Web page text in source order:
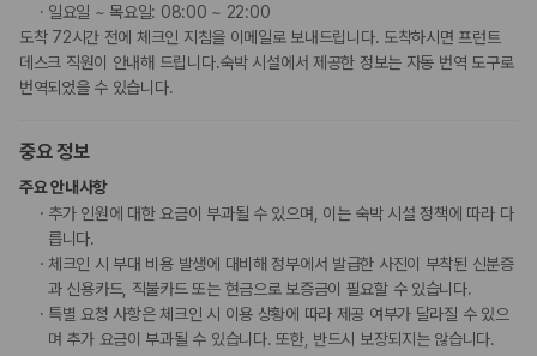
일요일 ~ 목요일: 08:00 ~ 22:00
도착 72시간 전에 체크인 지침을 이메일로 보내드립니다. 도착하시면 프런트
데스크 직원이 안내해 드립니다.숙박 시설에서 제공한 정보는 자동 번역 도구로
번역되었을 수 있습니다.
중요 정보
주요 안내사항
추가 인원에 대한 요금이 부과될 수 있으며, 이는 숙박 시설 정책에 따라 다
릅니다.
체크인 시 부대 비용 발생에 대비해 정부에서 발급한 사진이 부착된 신분증
과 신용카드, 직불카드 또는 현금으로 보증금이 필요할 수 있습니다.
특별 요청 사항은 체크인 시 이용 상황에 따라 제공 여부가 달라질 수 있으
며 추가 요금이 부과될 수 있습니다. 또한, 반드시 보장되지는 않습니다.